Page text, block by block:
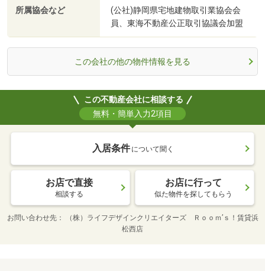
所属協会など
(公社)静岡県宅地建物取引業協会会
員、東海不動産公正取引協議会加盟
この会社の他の物件情報を見る
この不動産会社に相談する
無料・簡単入力2項目
入居条件 について聞く
お店で直接
相談する
お店に行って
似た物件を探してもらう
お問い合わせ先
（株）ライフデザインクリエイターズ Ｒｏｏｍ’ｓ！賃貸浜
松西店